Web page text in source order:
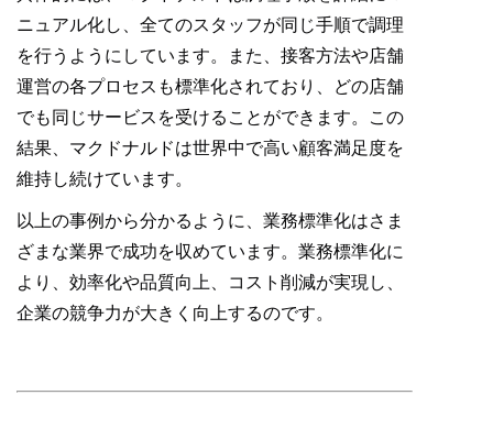
ニュアル化し、全てのスタッフが同じ手順で調理
を行うようにしています。また、接客方法や店舗
運営の各プロセスも標準化されており、どの店舗
でも同じサービスを受けることができます。この
結果、マクドナルドは世界中で高い顧客満足度を
維持し続けています。
以上の事例から分かるように、業務標準化はさま
ざまな業界で成功を収めています。業務標準化に
より、効率化や品質向上、コスト削減が実現し、
企業の競争力が大きく向上するのです。